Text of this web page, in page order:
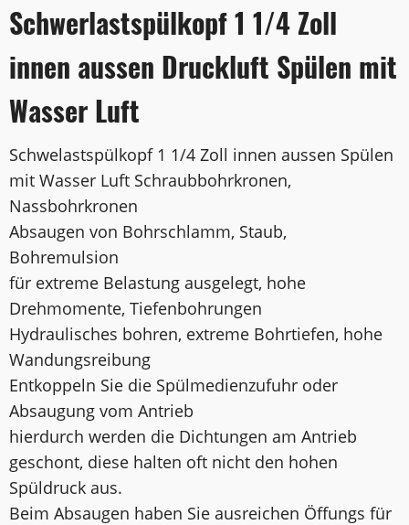
Schwerlastspülkopf 1 1/4 Zoll
innen aussen Druckluft Spülen mit
Wasser Luft
Schwelastspülkopf 1 1/4 Zoll innen aussen Spülen
mit Wasser Luft Schraubbohrkronen,
Nassbohrkronen
Absaugen von Bohrschlamm, Staub,
Bohremulsion
für extreme Belastung ausgelegt, hohe
Drehmomente, Tiefenbohrungen
Hydraulisches bohren, extreme Bohrtiefen, hohe
Wandungsreibung
Entkoppeln Sie die Spülmedienzufuhr oder
Absaugung vom Antrieb
hierdurch werden die Dichtungen am Antrieb
geschont, diese halten oft nicht den hohen
Spüldruck aus.
Beim Absaugen haben Sie ausreichen Öffungs für